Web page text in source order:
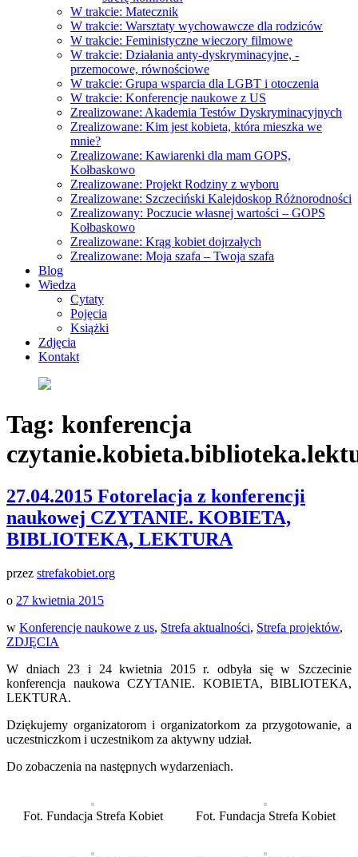
W trakcie: Matecznik
W trakcie: Warsztaty wychowawcze dla rodziców
W trakcie: Feministyczne wieczory filmowe
W trakcie: Działania anty-dyskryminacyjne, -
przemocowe, równościowe
W trakcie: Grupa wsparcia dla LGBT i otoczenia
W trakcie: Konferencje naukowe z US
Zrealizowane: Akademia Testów Dyskryminacyjnych
Zrealizowane: Kim jest kobieta, która mieszka we
mnie?
Zrealizowane: Kawiarenki dla mam GOPS,
Kołbaskowo
Zrealizowane: Projekt Rodziny z wyboru
Zrealizowane: Szczeciński Kalejdoskop Różnorodności
Zrealizowany: Poczucie własnej wartości – GOPS
Kołbaskowo
Zrealizowane: Krąg kobiet dojrzałych
Zrealizowane: Moja szafa – Twoja szafa
Blog
Wiedza
Cytaty
Pojęcia
Książki
Zdjęcia
Kontakt
Tag: konferencja
27.04.2015 Fotorelacja z konferencji
naukowej CZYTANIE. KOBIETA,
BIBLIOTEKA, LEKTURA
przez strefakobiet.org
o 27 kwietnia 2015
w Konferencje naukowe z us, Strefa aktualności, Strefa projektów,
ZDJĘCIA
W dniach 23 i 24 kwietnia 2015 r. odbyła się w Szczecinie
konferencja naukowa CZYTANIE. KOBIETA, BIBLIOTEKA,
LEKTURA.
Dziękujemy organizatorom i organizatorkom za przygotowanie, a
uczestniczkom i uczestnikom za aktywny udział.
Do zobaczenia na następnych wydarzeniach.
Fot. Fundacja Strefa Kobiet Fot. Fundacja Strefa Kobiet